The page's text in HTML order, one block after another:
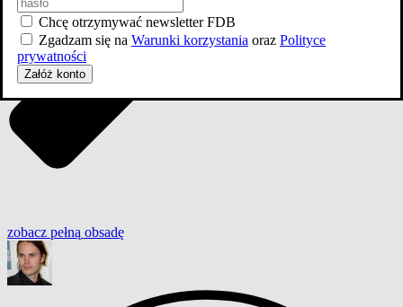
zobacz pełną obsadę
Chcę otrzymywać newsletter FDB
Zgadzam się na Warunki korzystania oraz Polityce
prywatności
Załóż konto